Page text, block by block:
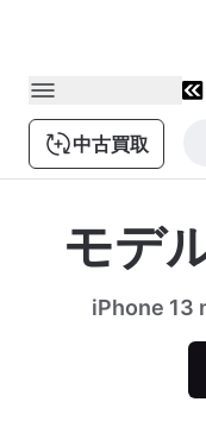
中古買取
モデ
iPhone 13